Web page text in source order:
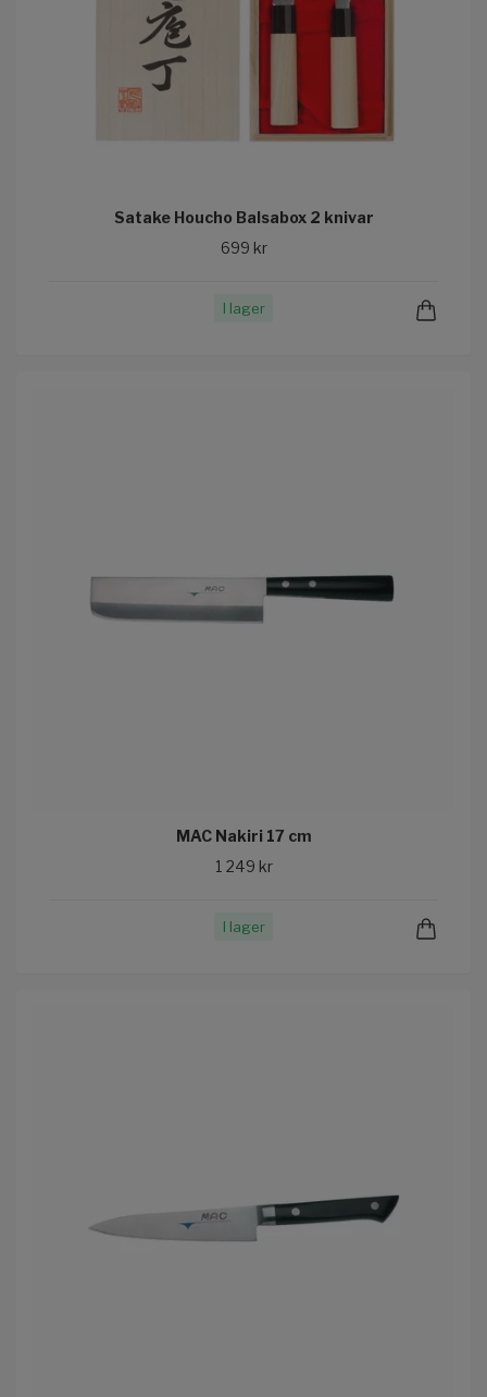
Satake Houcho Balsabox 2 knivar
699 kr
I lager
MAC Nakiri 17 cm
1 249 kr
I lager